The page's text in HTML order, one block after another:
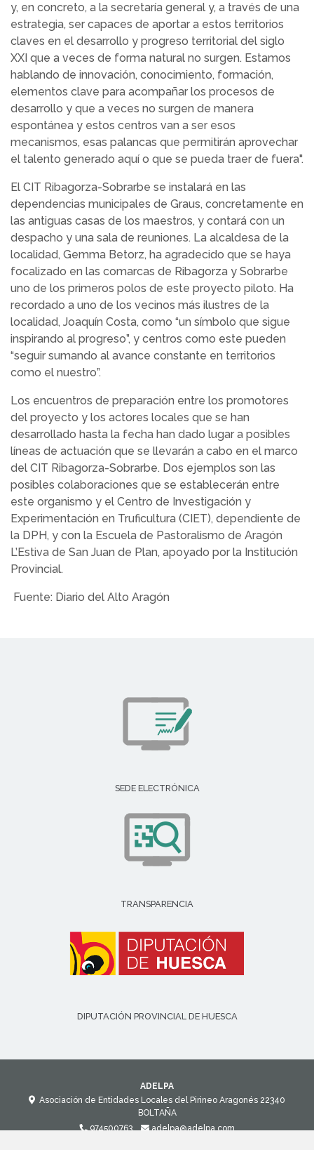
y, en concreto, a la secretaría general y, a través de una
estrategia, ser capaces de aportar a estos territorios
claves en el desarrollo y progreso territorial del siglo
XXI que a veces de forma natural no surgen. Estamos
hablando de innovación, conocimiento, formación,
elementos clave para acompañar los procesos de
desarrollo y que a veces no surgen de manera
espontánea y estos centros van a ser esos
mecanismos, esas palancas que permitirán aprovechar
el talento generado aquí o que se pueda traer de fuera".
El CIT Ribagorza-Sobrarbe se instalará en las
dependencias municipales de Graus, concretamente en
las antiguas casas de los maestros, y contará con un
despacho y una sala de reuniones. La alcaldesa de la
localidad, Gemma Betorz, ha agradecido que se haya
focalizado en las comarcas de Ribagorza y Sobrarbe
uno de los primeros polos de este proyecto piloto. Ha
recordado a uno de los vecinos más ilustres de la
localidad, Joaquín Costa, como “un símbolo que sigue
inspirando al progreso”, y centros como este pueden
“seguir sumando al avance constante en territorios
como el nuestro”.
Los encuentros de preparación entre los promotores
del proyecto y los actores locales que se han
desarrollado hasta la fecha han dado lugar a posibles
líneas de actuación que se llevarán a cabo en el marco
del CIT Ribagorza-Sobrarbe. Dos ejemplos son las
posibles colaboraciones que se establecerán entre
este organismo y el Centro de Investigación y
Experimentación en Truficultura (CIET), dependiente de
la DPH, y con la Escuela de Pastoralismo de Aragón
L’Estiva de San Juan de Plan, apoyado por la Institución
Provincial.
Fuente: Diario del Alto Aragón
SEDE ELECTRÓNICA
TRANSPARENCIA
DIPUTACIÓN PROVINCIAL DE HUESCA
ADELPA
Asociación de Entidades Locales del Pirineo Aragonés 22340
BOLTAÑA
974500763
adelpa@adelpa.com